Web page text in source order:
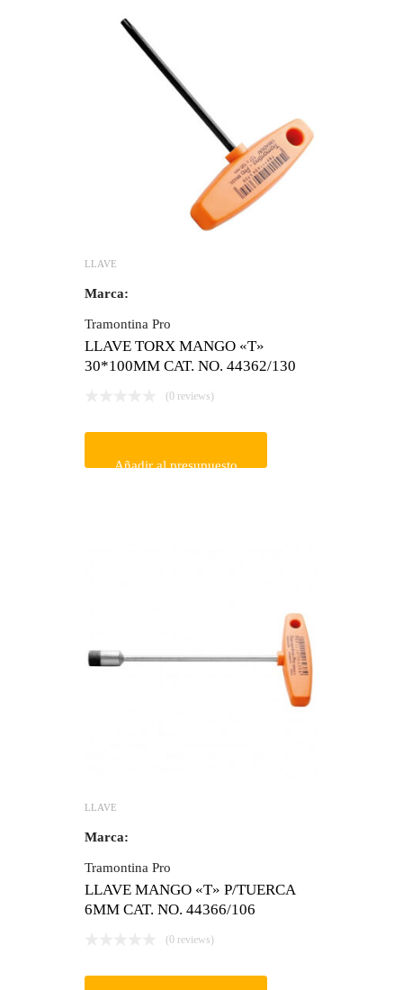
LLAVE
Marca:
Tramontina Pro
LLAVE TORX MANGO «T»
30*100MM CAT. NO. 44362/130
(0 reviews)
Añadir al presupuesto
LLAVE
Marca:
Tramontina Pro
LLAVE MANGO «T» P/TUERCA
6MM CAT. NO. 44366/106
(0 reviews)